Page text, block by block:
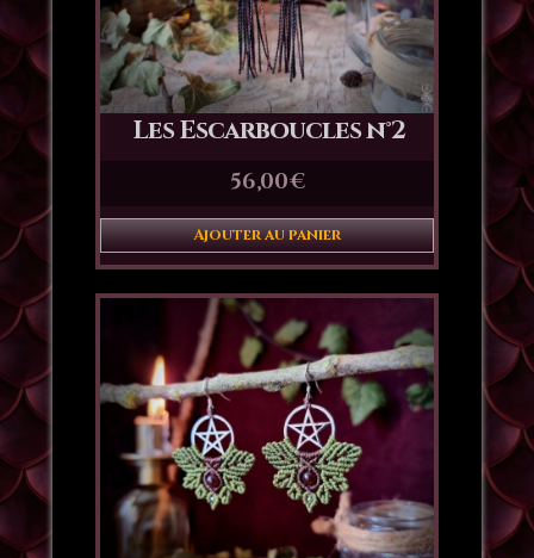
Les Escarboucles n°2
56,00€
Ajouter au panier